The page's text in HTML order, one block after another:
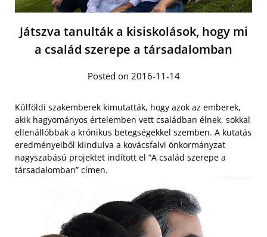
Játszva tanulták a kisiskolások, hogy mi
a család szerepe a társadalomban
Posted on 2016-11-14
Külföldi szakemberek kimutatták, hogy azok az emberek,
akik hagyományos értelemben vett családban élnek, sokkal
ellenállóbbak a krónikus betegségekkel szemben. A kutatás
eredményeiből kiindulva a kovácsfalvi önkormányzat
nagyszabású projektet indított el “A család szerepe a
társadalomban” címen.